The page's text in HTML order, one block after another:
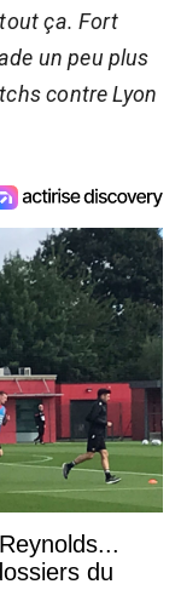
ça. Fort
un peu plus
contre Lyon
du